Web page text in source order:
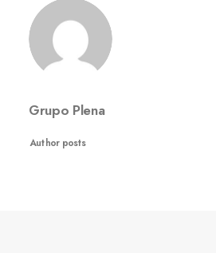
Grupo Plena
Author posts